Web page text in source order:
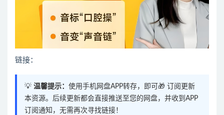
链接：
💡 温馨提示： 使用手机网盘APP转存，即可🎁 订阅更新
本资源。后续更新都会直接推送至您的网盘，并收到APP
订阅通知，无需再次寻找链接！